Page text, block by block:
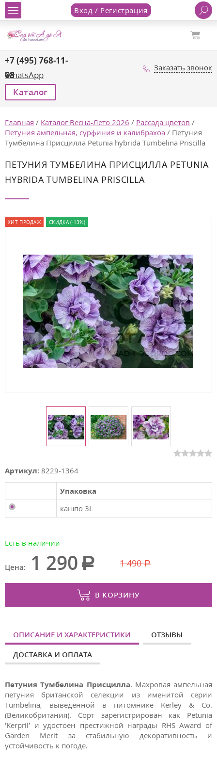
Вход / Регистрация
+7 (495) 768-11-
68
WhatsApp
Заказать звонок
Каталог
Главная / Каталог Весна-Лето 2026 / Рассада цветов /
Петуния ампельная, сурфиния и калибрахоа / Петуния
Тумбелина Присцилла Petunia hybrida Tumbelina Priscilla
ПЕТУНИЯ ТУМБЕЛИНА ПРИСЦИЛЛА PETUNIA
HYBRIDA TUMBELINA PRISCILLA
ХИТ ПРОДАЖ СКИДКА (-13%)
Артикул: 8229-1364
Упаковка
кашпо 3L
Есть в наличии
Цена: 1 290 1 490
В КОРЗИНУ
ОПИСАНИЕ И ХАРАКТЕРИСТИКИ ОТЗЫВЫ
ДОСТАВКА И ОПЛАТА
Петуния Тумбелина Присцилла. Махровая ампельная
петуния британской селекции из именитой серии
Tumbelina, выведенной в питомнике Kerley & Co.
(Великобритания). Сорт зарегистрирован как Petunia
‘Kerpril’ и удостоен престижной награды RHS Award of
Garden Merit за стабильную декоративность и
устойчивость к погоде.